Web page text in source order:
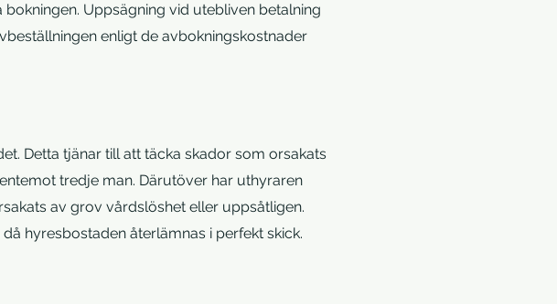
Uppsägning vid utebliven betalning
enligt de avbokningskostnader
Detta tjänar till att täcka skador som orsakats
tredje man. Därutöver har uthyraren
av grov vårdslöshet eller uppsåtligen.
hyresbostaden återlämnas i perfekt skick.